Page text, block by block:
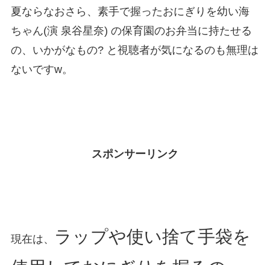
夏ならなおさら、素手で握ったおにぎりを幼い海
ちゃん(演 泉谷星奈) の保育園のお弁当に持たせる
の、いかがなもの? と視聴者が気になるのも無理は
ないですw。
スポンサーリンク
現在は、
ラップや使い捨て手袋を